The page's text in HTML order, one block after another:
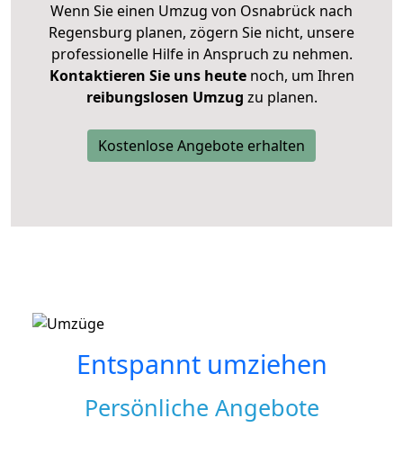
Wenn Sie einen Umzug von Osnabrück nach
Regensburg planen, zögern Sie nicht, unsere
professionelle Hilfe in Anspruch zu nehmen.
Kontaktieren Sie uns heutenoch, um Ihren
reibungslosen Umzug zu planen.
Kostenlose Angebote erhalten
Entspannt umziehen
Persönliche Angebote